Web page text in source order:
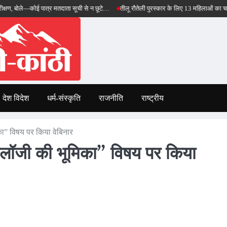
पात्र मतदाता सूची से न छूटे… तीलू रौतेली पुरस्कार के लिए 13 महिलाओं का चयन, 35
देश विदेश धर्म-संस्कृति राजनीति राष्ट्रीय
विषय पर किया वेबिनार
की भूमिका” विषय पर किया